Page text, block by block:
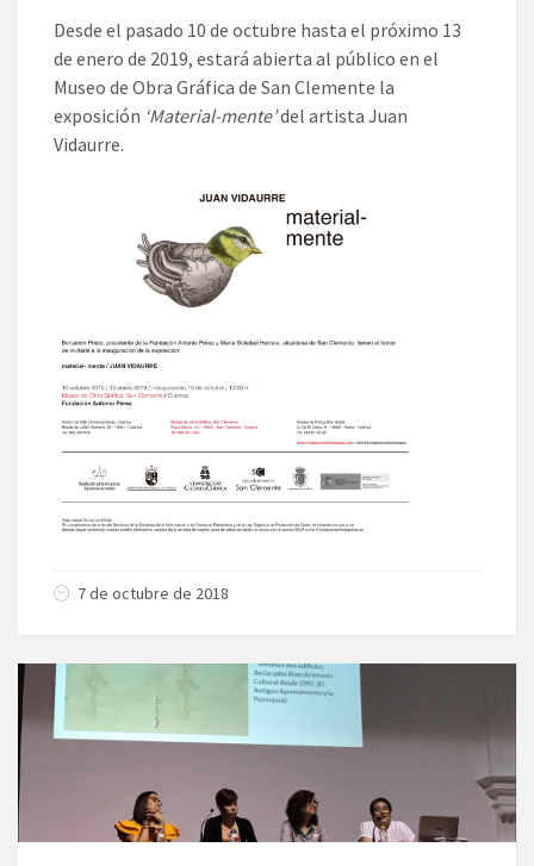
Desde el pasado 10 de octubre hasta el próximo 13
de enero de 2019, estará abierta al público en el
Museo de Obra Gráfica de San Clemente la
exposición ‘Material-mente’del artista Juan
Vidaurre.
7 de octubre de 2018